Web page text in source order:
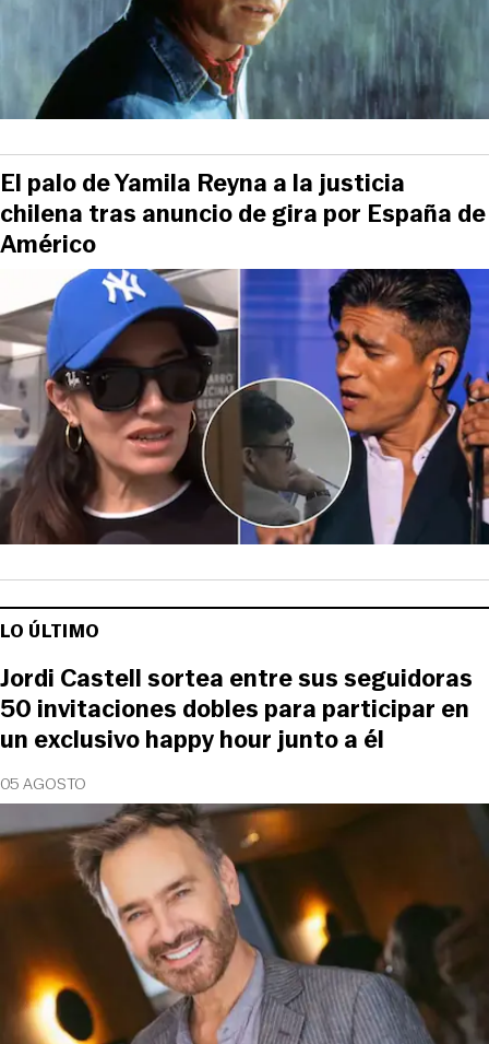
El palo de Yamila Reyna a la justicia
chilena tras anuncio de gira por España de
Américo
LO ÚLTIMO
05 AGOSTO
Jordi Castell sortea entre sus seguidoras
50 invitaciones dobles para participar en
un exclusivo happy hour junto a él